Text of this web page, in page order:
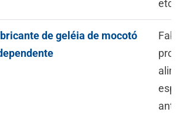
etc.)
de geléia de mocotó